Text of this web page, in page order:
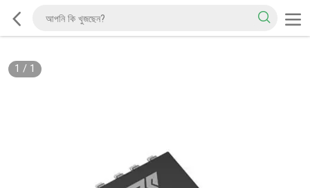
1 / 1